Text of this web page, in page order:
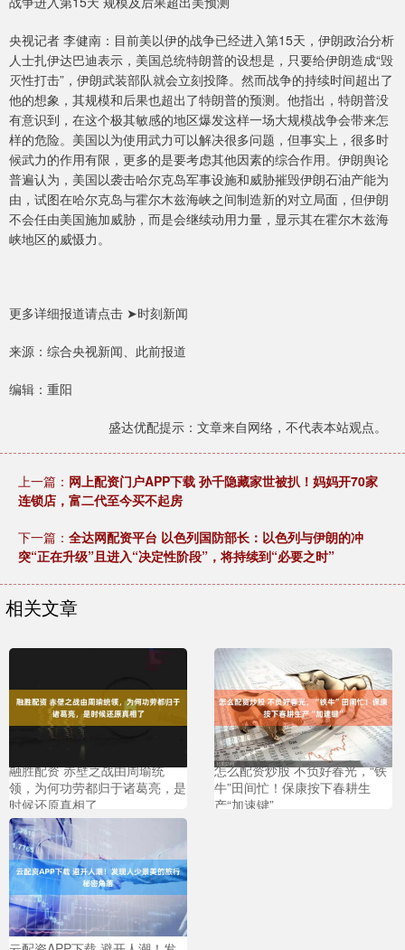
央视记者 李健南：目前美以伊的战争已经进入第15天，伊朗政治分析
人士扎伊达巴迪表示，美国总统特朗普的设想是，只要给伊朗造成“毁
灭性打击”，伊朗武装部队就会立刻投降。然而战争的持续时间超出了
他的想象，其规模和后果也超出了特朗普的预测。他指出，特朗普没
有意识到，在这个极其敏感的地区爆发这样一场大规模战争会带来怎
样的危险。美国以为使用武力可以解决很多问题，但事实上，很多时
候武力的作用有限，更多的是要考虑其他因素的综合作用。伊朗舆论
普遍认为，美国以袭击哈尔克岛军事设施和威胁摧毁伊朗石油产能为
由，试图在哈尔克岛与霍尔木兹海峡之间制造新的对立局面，但伊朗
不会任由美国施加威胁，而是会继续动用力量，显示其在霍尔木兹海
峡地区的威慑力。
更多详细报道请点击 ➤时刻新闻
来源：综合央视新闻、此前报道
编辑：重阳
盛达优配提示：文章来自网络，不代表本站观点。
上一篇： 网上配资门户APP下载 孙千隐藏家世被扒！妈妈开70家
连锁店，富二代至今买不起房
下一篇： 全达网配资平台 以色列国防部长：以色列与伊朗的冲
突“正在升级”且进入“决定性阶段”，将持续到“必要之时”
相关文章
融胜配资 赤壁之战由周瑜统
领，为何功劳都归于诸葛亮，是
时候还原真相了
怎么配资炒股 不负好春光，“铁
牛”田间忙！保康按下春耕生
产“加速键”